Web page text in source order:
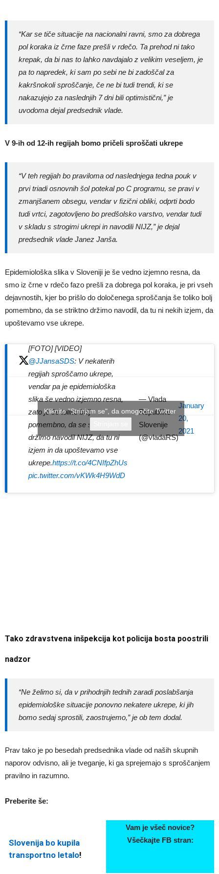
“Kar se tiče situacije na nacionalni ravni, smo za dobrega
pol koraka iz črne faze prešli v rdečo. Ta prehod ni tako
krepak, da bi nas to lahko navdajalo z velikim veseljem, je
pa to napredek, ki sam po sebi ne bi zadoščal za
kakršnokoli sproščanje, če ne bi tudi trendi, ki se
nakazujejo za naslednjih 7 dni bili optimistični,” je
uvodoma dejal predsednik vlade.
V 9-ih od 12-ih regijah bomo pričeli sproščati ukrepe
“V teh regijah bo praviloma od naslednjega tedna pouk v
prvi triadi osnovnih šol potekal po C programu, se pravi v
zmanjšanem obsegu, vendar v fizični obliki, odprti bodo
tudi vrtci, zagotovljeno bo predšolsko varstvo, vendar tudi
v skladu s strogimi ukrepi in navodili NIJZ,” je dejal
predsednik vlade Janez Janša.
Epidemiološka slika v Sloveniji je še vedno izjemno resna, da
smo iz črne v rdečo fazo prešli za dobrega pol koraka, je pri vseh
dejavnostih, kjer bo prišlo do določenega sproščanja še toliko bolj
pomembno, da se striktno držimo navodil, da tu ni nekih izjem, da
upoštevamo vse ukrepe.
[FOTO] [VIDEO]
@JJansaSDS: V nekaterih
regijah sproščamo ukrepe,
vendar pa je epidemiološka
slika še vedno izjemno resna,
zato je še toliko bolj
pomembno, da se striktno
držimo navodil NIJZ, da tu ni
izjem in da upoštevamo vse
ukrepe.https://t.co/4CNIfpZhUs
pic.twitter.com/vKWk4H9WdD
— Vlada
Republike
Slovenije
(@vladaRS)
January
20,
2021
Kliknite "Strinjam se", da omogočite Twitter
Tako zdravstvena inšpekcija kot policija bosta poostrili
nadzor
“Ne želimo si, da v prihodnjih tednih zaradi poslabšanja
epidemiološke situacije ponovno nekatere ukrepe, ki jih
bomo sedaj sprostili, zaostrujemo,” je ob tem dodal.
Prav tako je po besedah predsednika vlade od naših skupnih
naporov odvisno, ali je tveganje, ki ga sprejemajo s sproščanjem
pravilno in razumno.
Preberite še:
Slovenija bo kupila
transportno letalo!
Vam je všeč novice?
Všečkajte FB stran: